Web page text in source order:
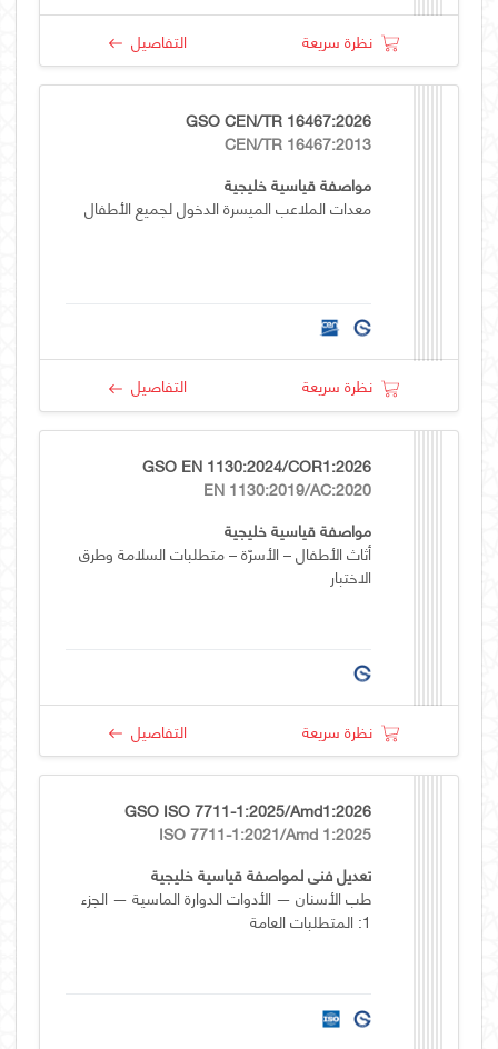
نظرة سريعة التفاصيل
GSO CEN/TR 16467:2026
CEN/TR 16467:2013
مواصفة قياسية خليجية
معدات الملاعب الميسرة الدخول لجميع الأطفال
نظرة سريعة التفاصيل
GSO EN 1130:2024/COR1:2026
EN 1130:2019/AC:2020
مواصفة قياسية خليجية
أثاث الأطفال – الأسرّة – متطلبات السلامة وطرق
الاختبار
نظرة سريعة التفاصيل
GSO ISO 7711-1:2025/Amd1:2026
ISO 7711-1:2021/Amd 1:2025
تعديل فني لمواصفة قياسية خليجية
طب الأسنان — الأدوات الدوارة الماسية — الجزء
1: المتطلبات العامة